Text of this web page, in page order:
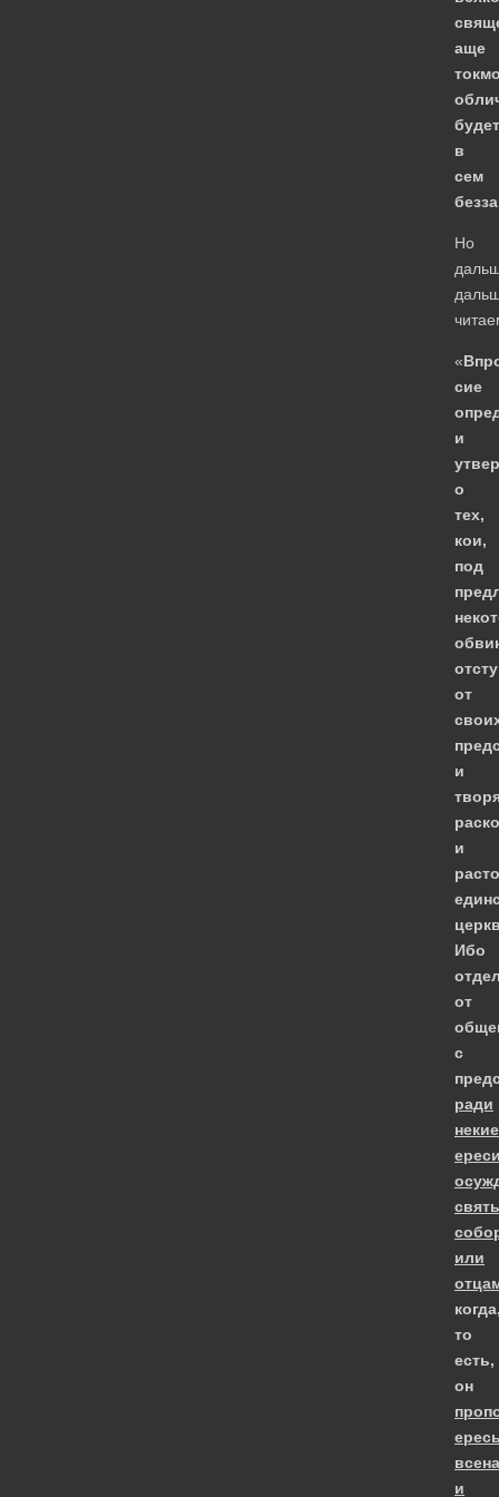
аще
будет
в
сем
Но
«
сие
и
о
тех,
кои,
под
от
и
и
Ибо
от
с
ради
некие
или
то
есть,
он
и